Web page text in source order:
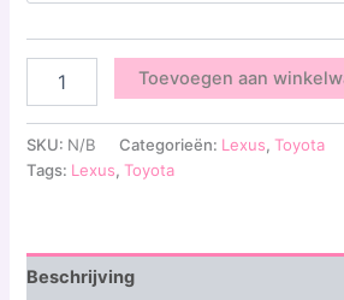
Toevoegen aan
SKU: N/B Categorieën: Lexus,Toyota
Tags: Lexus,Toyota
Beschrijving